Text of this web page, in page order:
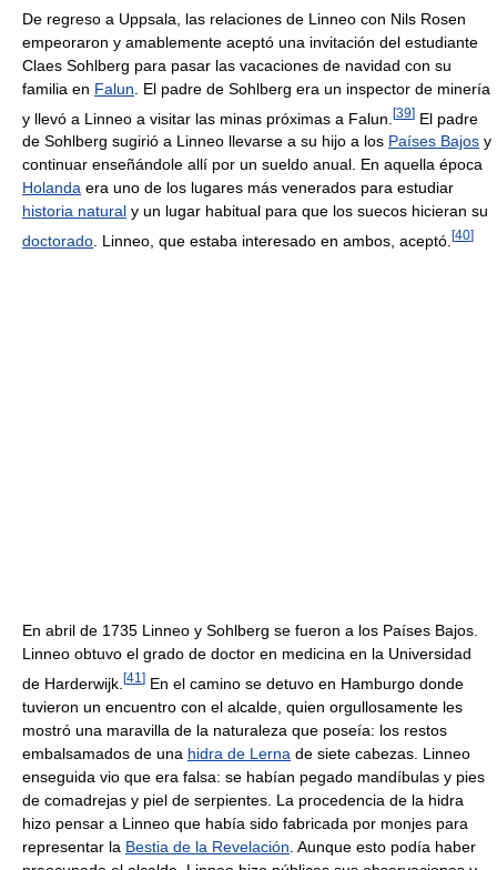
De regreso a Uppsala, las relaciones de Linneo con Nils Rosen
empeoraron y amablemente aceptó una invitación del estudiante
Claes Sohlberg para pasar las vacaciones de navidad con su
familia en Falun . El padre de Sohlberg era un inspector de minería
y llevó a Linneo a visitar las minas próximas a Falun. [39] El padre
de Sohlberg sugirió a Linneo llevarse a su hijo a los Países Bajos y
continuar enseñándole allí por un sueldo anual. En aquella época
Holanda era uno de los lugares más venerados para estudiar
historia natural y un lugar habitual para que los suecos hicieran su
doctorado . Linneo, que estaba interesado en ambos, aceptó. [40]
En abril de 1735 Linneo y Sohlberg se fueron a los Países Bajos.
Linneo obtuvo el grado de doctor en medicina en la Universidad
de Harderwijk. [41 ] En el camino se detuvo en Hamburgo donde
tuvieron un encuentro con el alcalde, quien orgullosamente les
mostró una maravilla de la naturaleza que poseía: los restos
embalsamados de una hidra de Lerna de siete cabezas. Linneo
enseguida vio que era falsa: se habían pegado mandíbulas y pies
de comadrejas y piel de serpientes. La procedencia de la hidra
hizo pensar a Linneo que había sido fabricada por monjes para
representar la Bestia de la Revelación . Aunque esto podía haber